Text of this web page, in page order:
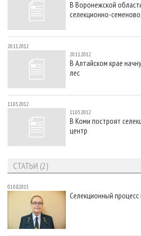
СУШКА ДРЕВЕСИНЫ
ПРОИЗВОДСТВО ДРЕВЕСНЫХ ПЛИТ
ДЕРЕВЯННОЕ ДОМОСТРОЕНИЕ
ПРОИЗВОДСТВО МЕБЕЛИ
БИОЭНЕРГЕТИКА
ЦБП
ИНСТРУМЕНТ И МАТЕРИАЛЫ
ПЕРСОНЫ
МОБИЛЬНЫЕ ВЫСТАВКИ
ПРИОРИТЕТНЫЕ ИНВЕСТПРОЕКТЫ
RUSSIAN FORESTRY REVIEW
ГАЗЕТА ЛЕСПРОМФОРУМ
БИБЛИОТЕКА СПЕЦИАЛИСТА
КОНТАКТЫ
РЕКЛАМА
В Воронежской
селекционно-
20.11.2012
20.11.2012
В Алтайском крае
лес
11.05.2012
11.05.2012
В Коми построят
центр
СТАТЬИ (2)
01.08.2015
Селекционный